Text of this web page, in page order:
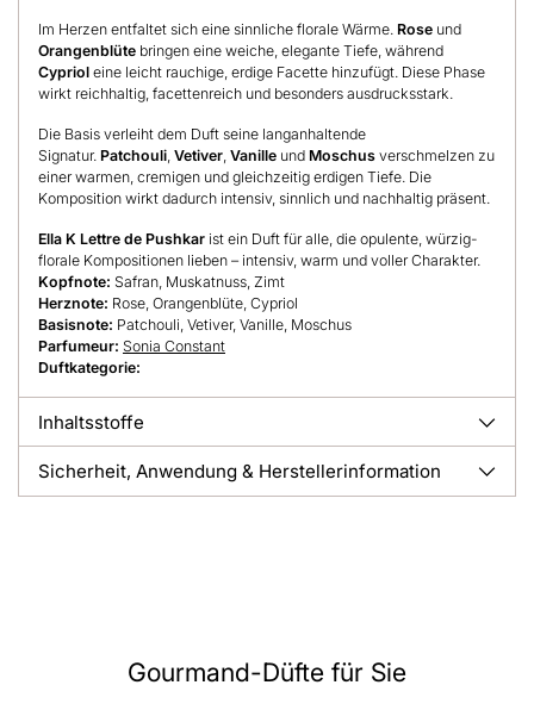
Im Herzen entfaltet sich eine sinnliche florale Wärme. Rose und
Orangenblüte bringen eine weiche, elegante Tiefe, während
Cypriol eine leicht rauchige, erdige Facette hinzufügt. Diese Phase
wirkt reichhaltig, facettenreich und besonders ausdrucksstark.
Die Basis verleiht dem Duft seine langanhaltende
Signatur. Patchouli Vetiver Vanille und Moschus verschmelzen zu
einer warmen, cremigen und gleichzeitig erdigen Tiefe. Die
Komposition wirkt dadurch intensiv, sinnlich und nachhaltig präsent.
Ella K Lettre de Pushkar ist ein Duft für alle, die opulente, würzig-
florale Kompositionen lieben – intensiv, warm und voller Charakter.
Kopfnote: Safran, Muskatnuss, Zimt
Herznote: Rose, Orangenblüte, Cypriol
Basisnote: Patchouli, Vetiver, Vanille, Moschus
Parfumeur: Sonia Constant
Duftkategorie:
Inhaltsstoffe
Sicherheit, Anwendung & Herstellerinformation
Gourmand-Düfte für Sie